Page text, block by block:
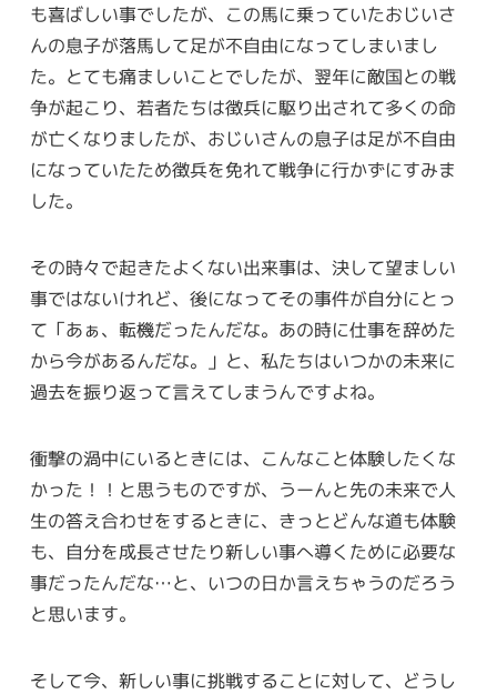
も喜ばしい事でしたが、この馬に乗っていたおじいさ
んの息子が落馬して足が不自由になってしまいまし
た。とても痛ましいことでしたが、翌年に敵国との戦
争が起こり、若者たちは徴兵に駆り出されて多くの命
が亡くなりましたが、おじいさんの息子は足が不自由
になっていたため徴兵を免れて戦争に行かずにすみま
した。
その時々で起きたよくない出来事は、決して望ましい
事ではないけれど、後になってその事件が自分にとっ
て「あぁ、転機だったんだな。あの時に仕事を辞めた
から今があるんだな。」と、私たちはいつかの未来に
過去を振り返って言えてしまうんですよね。
衝撃の渦中にいるときには、こんなこと体験したくな
かった！！と思うものですが、うーんと先の未来で人
生の答え合わせをするときに、きっとどんな道も体験
も、自分を成長させたり新しい事へ導くために必要な
事だったんだな…と、いつの日か言えちゃうのだろう
と思います。
そして今、新しい事に挑戦することに対して、どうし